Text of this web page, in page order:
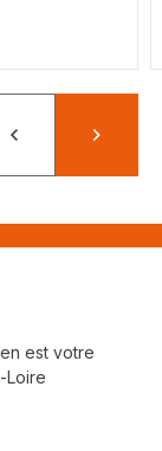
PrécédentSuivant
est votre
Loire